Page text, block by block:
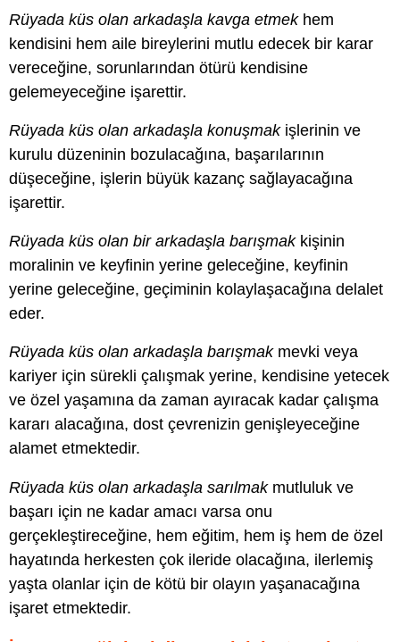
Rüyada küs olan arkadaşla kavga etmekhem
kendisini hem aile bireylerini mutlu edecek bir karar
vereceğine, sorunlarından ötürü kendisine
gelemeyeceğine işarettir.
Rüyada küs olan arkadaşla konuşmakişlerinin ve
kurulu düzeninin bozulacağına, başarılarının
düşeceğine, işlerin büyük kazanç sağlayacağına
işarettir.
Rüyada küs olan bir arkadaşla barışmakkişinin
moralinin ve keyfinin yerine geleceğine, keyfinin
yerine geleceğine, geçiminin kolaylaşacağına delalet
eder.
Rüyada küs olan arkadaşla barışmakmevki veya
kariyer için sürekli çalışmak yerine, kendisine yetecek
ve özel yaşamına da zaman ayıracak kadar çalışma
kararı alacağına, dost çevrenizin genişleyeceğine
alamet etmektedir.
Rüyada küs olan arkadaşla sarılmakmutluluk ve
başarı için ne kadar amacı varsa onu
gerçekleştireceğine, hem eğitim, hem iş hem de özel
hayatında herkesten çok ileride olacağına, ilerlemiş
yaşta olanlar için de kötü bir olayın yaşanacağına
işaret etmektedir.